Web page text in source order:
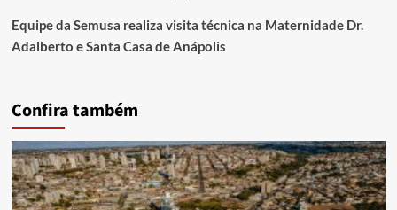
Equipe da Semusa realiza visita técnica na Maternidade Dr.
Adalberto e Santa Casa de Anápolis
Confira também